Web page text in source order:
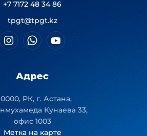
+7 7172 48 34 86
tpgt@tpgt.kz
Адрес
РК, г. Астана,
Кунаева 33,
офис 1003
Метка на карте